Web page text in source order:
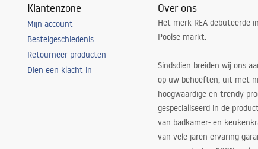
Klantenzone
Mijn account
Bestelgeschiedenis
Retourneer producten
Dien een klacht in
Over ons
Het merk REA debuteerde
Poolse markt.
Sindsdien breiden wij ons
op uw behoeften, uit met
hoogwaardige en trendy
gespecialiseerd in de
van badkamer- en
van vele jaren ervaring